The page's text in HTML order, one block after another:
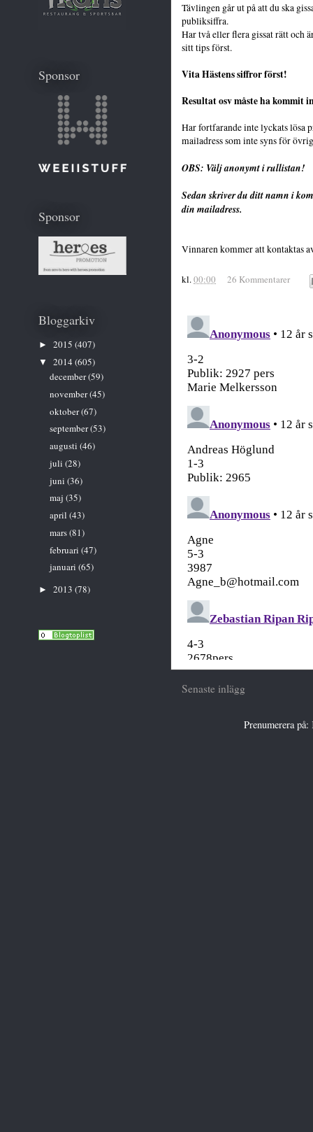
Tävlingen går ut på att du ska
publiksiffra.
Har två eller flera gissat rätt och
sitt tips först.
Vita Hästens siffror först!
Resultat osv måste ha kommit
Har fortfarande inte lyckats lösa
mailadress som inte syns för
OBS: Välj anonymt i rullistan!
Sedan skriver du ditt namn i
din mailadress.
Vinnaren kommer att kontaktas
kl.00:00 26 Kommentarer
Senaste inlägg
Prenumerera på:
Sponsor
Sponsor
Bloggarkiv
► 2015 (407)
▼ 2014 (605)
december(59)
november(45)
oktober(67)
september(53)
augusti (46)
juli (28)
juni (36)
maj (35)
april (43)
mars(81)
februari (47)
januari (65)
► 2013 (78)